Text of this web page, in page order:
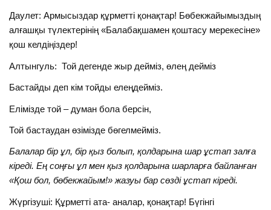
Даулет: Армысыздар құрметті қонақтар! Бөбекжайымыздың
алғашқы түлектерінің «Балабақшамен қоштасу мерекесіне»
қош келдіңіздер!
Алтынгуль: Той дегенде жыр дейміз, өлең дейміз
Бастайды деп кім тойды елеңдейміз.
Елімізде той – думан бола берсін,
Той бастаудан өзімізде бөгелмейміз.
Балалар бір ұл, бір қыз болып, қолдарына шар ұстап залға
кіреді. Ең соңғы ұл мен қыз қолдарына шарларға байланған
«Қош бол, бөбекжайым!» жазуы бар сөзді ұстап кіреді.
Жүргізуші: Құрметті ата- аналар, қонақтар! Бүгінгі